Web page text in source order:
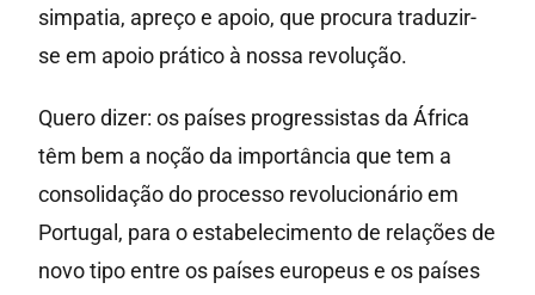
simpatia, apreço e apoio, que procura traduzir-
se em apoio prático à nossa revolução.
Quero dizer: os países progressistas da África
têm bem a noção da importância que tem a
consolidação do processo revolucionário em
Portugal, para o estabelecimento de relações de
novo tipo entre os países europeus e os países